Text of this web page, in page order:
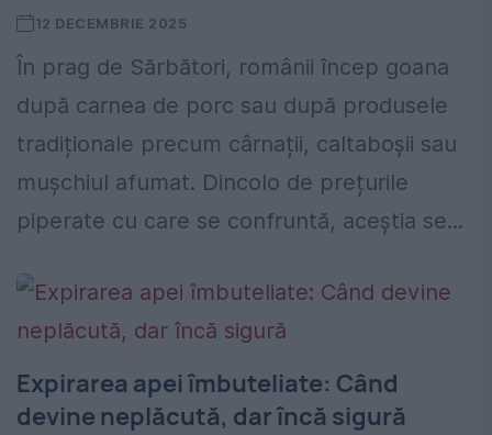
12 DECEMBRIE 2025
În prag de Sărbători, românii încep goana
după carnea de porc sau după produsele
tradiționale precum cârnații, caltaboșii sau
mușchiul afumat. Dincolo de prețurile
piperate cu care se confruntă, aceștia se...
Expirarea apei îmbuteliate: Când
devine neplăcută, dar încă sigură